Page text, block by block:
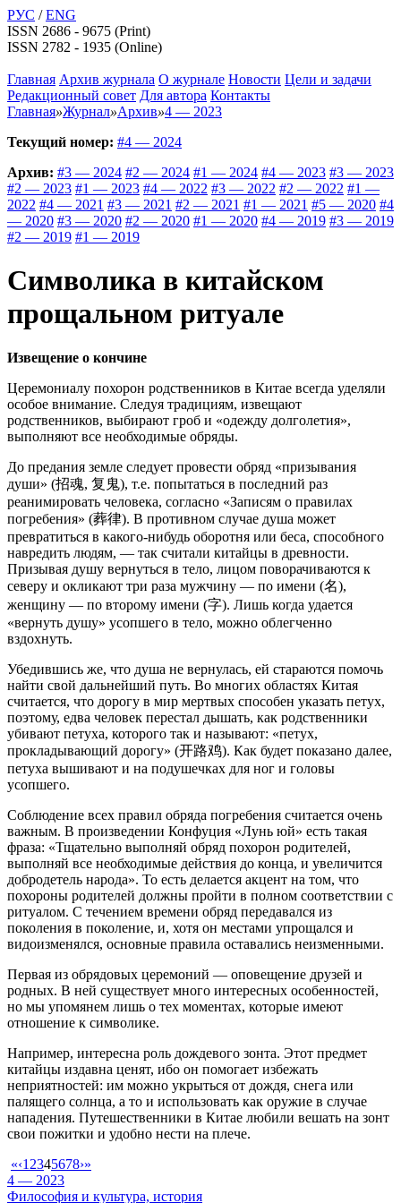
РУС /ENG
ISSN 2686 - 9675 (Print)
ISSN 2782 - 1935 (Online)
Главная Архив журнала О журнале Новости Цели и задачи
Редакционный совет Для автора Контакты
Главная»Журнал»Архив»4 — 2023
Текущий номер: #4 — 2024
Архив: #3 — 2024 #2 — 2024 #1 — 2024 #4 — 2023 #3 — 2023
#2 — 2023 #1 — 2023 #4 — 2022 #3 — 2022 #2 — 2022 #1 —
2022 #4 — 2021 #3 — 2021 #2 — 2021 #1 — 2021 #5 — 2020 #4
— 2020 #3 — 2020 #2 — 2020 #1 — 2020 #4 — 2019 #3 — 2019
#2 — 2019 #1 — 2019
Символика в китайском
прощальном ритуале
Извещение о кончине
Церемониалу похорон родственников в Китае всегда уделяли
особое внимание. Следуя традициям, извещают
родственников, выбирают гроб и «одежду долголетия»,
выполняют все необходимые обряды.
До предания земле следует провести обряд «призывания
души» (招魂, 复鬼), т.е. попытаться в последний раз
реанимировать человека, согласно «Записям о правилах
погребения» (葬律). В противном случае душа может
превратиться в какого-нибудь оборотня или беса, способного
навредить людям, — так считали китайцы в древности.
Призывая душу вернуться в тело, лицом поворачиваются к
северу и окликают три раза мужчину — по имени (名),
женщину — по второму имени (字). Лишь когда удается
«вернуть душу» усопшего в тело, можно облегченно
вздохнуть.
Убедившись же, что душа не вернулась, ей стараются помочь
найти свой дальнейший путь. Во многих областях Китая
считается, что дорогу в мир мертвых способен указать петух,
поэтому, едва человек перестал дышать, как родственники
убивают петуха, которого так и называют: «петух,
прокладывающий дорогу» (开路鸡). Как будет показано далее,
петуха вышивают и на подушечках для ног и головы
усопшего.
Соблюдение всех правил обряда погребения считается очень
важным. В произведении Конфуция «Лунь юй» есть такая
фраза: «Тщательно выполняй обряд похорон родителей,
выполняй все необходимые действия до конца, и увеличится
добродетель народа». То есть делается акцент на том, что
похороны родителей должны пройти в полном соответствии с
ритуалом. С течением времени обряд передавался из
поколения в поколение, и, хотя он местами упрощался и
видоизменялся, основные правила оставались неизменными.
Первая из обрядовых церемоний — оповещение друзей и
родных. В ней существует много интересных особенностей,
но мы упомянем лишь о тех моментах, которые имеют
отношение к символике.
Например, интересна роль дождевого зонта. Этот предмет
китайцы издавна ценят, ибо он помогает избежать
неприятностей: им можно укрыться от дождя, снега или
палящего солнца, а то и использовать как оружие в случае
нападения. Путешественники в Китае любили вешать на зонт
свои пожитки и удобно нести на плече.
«‹1 2345678›»
4 — 2023
Философия и культура, история